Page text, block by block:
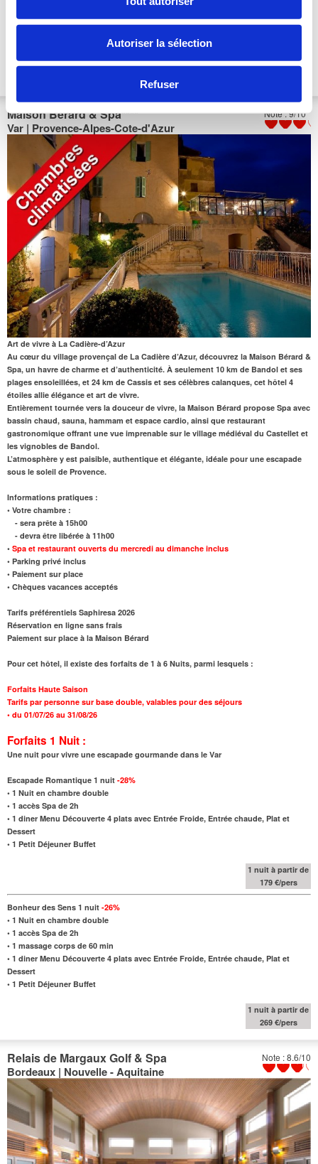
Autoriser la sélection
Refuser
Escapade Romantique Vendredi 1 nuit, 1 diner 3 plats à la Carte,
1 Petit Déjeuner et Spa illimité
1 nuit à partir de
Escapade Romantique Samedi 1 nuit, 1 diner 3 plats à la Carte,
1 nuit à partir de
Note : 9/10
Maison Bérard & Spa****
Var | Provence-Alpes-Cote-d'Azur
Art de vivre à La Cadière-d’Azur
Au cœur du village provençal de La Cadière d’Azur, découvrez la Maison Bérard &
Spa, un havre de charme et d’authenticité. À seulement 10 km de Bandol et ses
plages ensoleillées, et 24 km de Cassis et ses célèbres calanques, cet hôtel 4
étoiles allie élégance et art de vivre.
Entièrement tournée vers la douceur de vivre, la Maison Bérard propose Spa avec
bassin chaud, sauna, hammam et espace cardio, ainsi que restaurant
gastronomique offrant une vue imprenable sur le village médiéval du Castellet et
les vignobles de Bandol.
L’atmosphère y est paisible, authentique et élégante, idéale pour une escapade
sous le soleil de Provence.
Informations pratiques :
• Votre chambre :
- sera prête à 15h00
- devra être libérée à 11h00
• Spa et restaurant ouverts du mercredi au dimanche inclus
• Parking privé inclus
• Paiement sur place
• Chèques vacances acceptés
Tarifs préférentiels Saphiresa 2026
Réservation en ligne sans frais
Paiement sur place à la Maison Bérard
Pour cet hôtel, il existe des forfaits de 1 à 6 Nuits, parmi lesquels :
Forfaits Haute Saison
Tarifs par personne sur base double, valables pour des séjours
• du 01/07/26 au 31/08/26
Forfaits 1 Nuit :
Une nuit pour vivre une escapade gourmande dans le Var
Escapade Romantique 1 nuit -28%
• 1 Nuit en chambre double
• 1 accès Spa de 2h
• 1 diner Menu Découverte 4 plats avec Entrée Froide, Entrée chaude, Plat et
Dessert
• 1 Petit Déjeuner Buffet
1 nuit à partir de
179 €/pers
Bonheur des Sens 1 nuit -26%
• 1 Nuit en chambre double
• 1 accès Spa de 2h
• 1 massage corps de 60 min
• 1 diner Menu Découverte 4 plats avec Entrée Froide, Entrée chaude, Plat et
Dessert
• 1 Petit Déjeuner Buffet
1 nuit à partir de
269 €/pers
Note : 8.6/10
Relais de Margaux Golf & Spa
Bordeaux | Nouvelle - Aquitaine